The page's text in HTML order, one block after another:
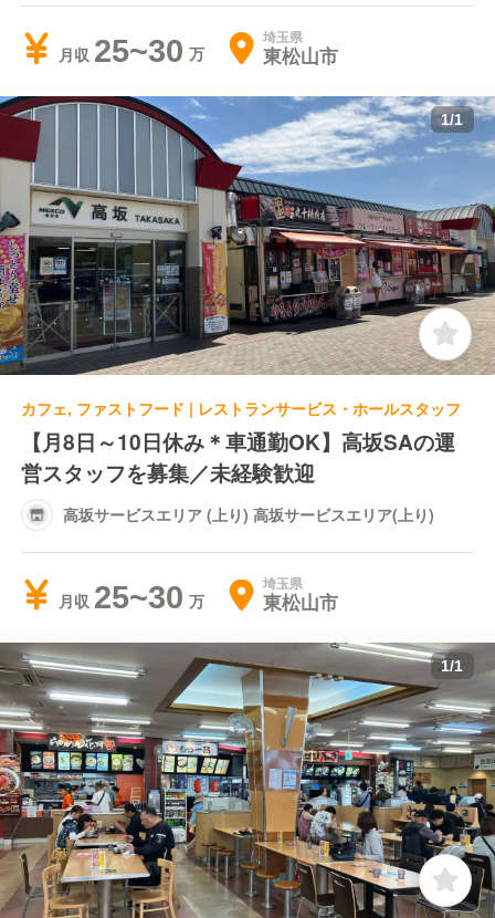
月収 25~30 埼玉県
東松山市
1/1
カフェ, ファストフード | レストランサービス・ホールスタッフ
【月8日～10日休み＊車通勤OK】高坂SAの運
営スタッフを募集／未経験歓迎
高坂サービスエリア (上り) 高坂サービスエリア(上り)
月収 25~30 埼玉県
東松山市
1/1